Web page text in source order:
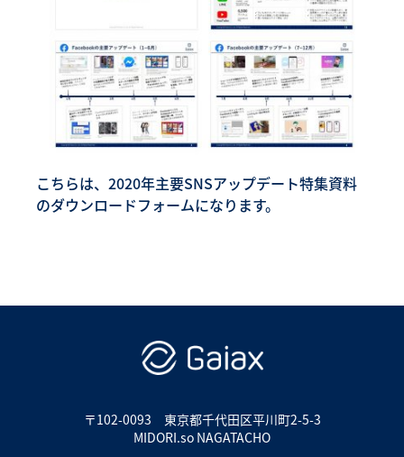
こちらは、2020年主要SNSアップデート特集資料
のダウンロードフォームになります。
〒102-0093 東京都千代田区平川町2-5-3
MIDORI.so NAGATACHO